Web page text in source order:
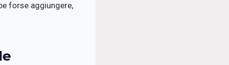
forse aggiungere,